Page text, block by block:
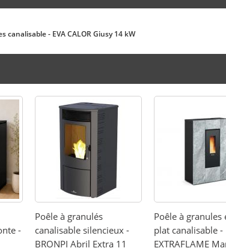
canalisable - EVA CALOR Giusy 14 kW
-
Poêle à granulés
canalisable silencieux -
BRONPI Abril Extra 11
Poêle à granules
plat canalisable -
EXTRAFLAME